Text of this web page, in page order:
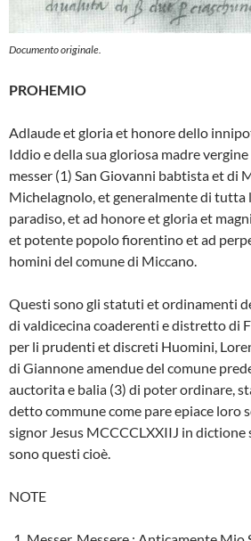
Documento originale.
PROHEMIO
Adlaude et gloria et honore dello
Iddio e della sua gloriosa ma­dre
messer (1) San Giovanni babtista et di
Michelagnolo, et generalmente di tutta
paradiso, et ad honore et glo­ria et
et poten­te popolo fiorentino et ad
homini del comune di Miccano.
Questi sono gli statuti et ordinamenti
di valdicecina coaderenti e distretto di
per li prudenti et discreti Huomini,
di Giannone amendue del comune
auctorita e balia (3) di poter ordinare,
detto commune come pare epiace loro
signor Jesus MCCCCLXXIIJ in
sono questi cioè.
NOTE